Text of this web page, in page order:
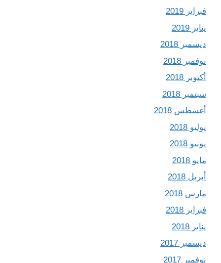
فبراير 2019
يناير 2019
ديسمبر 2018
نوفمبر 2018
أكتوبر 2018
سبتمبر 2018
أغسطس 2018
يوليو 2018
يونيو 2018
مايو 2018
أبريل 2018
مارس 2018
فبراير 2018
يناير 2018
ديسمبر 2017
نوفمبر 2017